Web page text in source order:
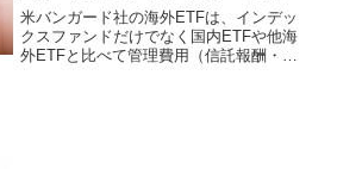
FTSE・オールワールド
ETF（VEU）の違い・比較
米バンガード社の海外ETFは、インデッ
クスファンドだけでなく国内ETFや他海
外ETFと比べて管理費用（信託報酬・経